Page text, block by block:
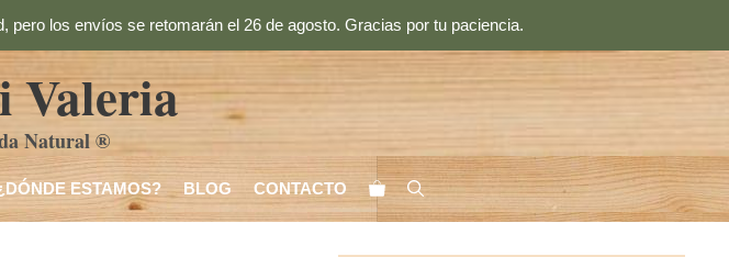
pero los envíos se retomarán el 26 de agosto. Gracias por tu paciencia.
Valeria
Natural ®
ESTAMOS? BLOG CONTACTO